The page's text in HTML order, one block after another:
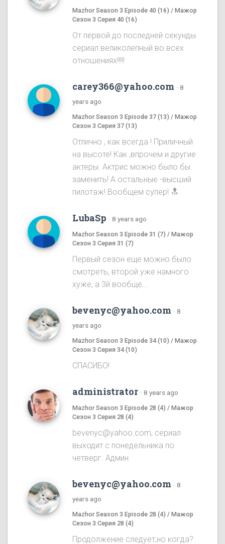
Mazhor Season 3 Episode 40 (16) / Мажор
Сезон 3 Серия 40 (16)
От первой до последней секунды
сериал великолепный во всех
отношениях!!!!!
carey366@yahoo.com · 8
years ago
Mazhor Season 3 Episode 37 (13) / Мажор
Сезон 3 Серия 37 (13)
Отлично , как всегда ! Приличный
на высоте! Как ,впрочем и другие
актеры. Актрис можно было бы
заменить! А остальные -высший
пилотаж! Вообщем супер! 🔝
LubaSp · 8 years ago
Mazhor Season 3 Episode 31 (7) / Мажор
Сезон 3 Серия 31 (7)
Первый сезон еще можно было
смотреть, второй уже намного
хуже, а 3й вообще...
bevenyc@yahoo.com · 8
years ago
Mazhor Season 3 Episode 34 (10) / Мажор
Сезон 3 Серия 34 (10)
СПАСИБО!
administrator · 8 years ago
Mazhor Season 3 Episode 28 (4) / Мажор
Сезон 3 Серия 28 (4)
bevenyc@yahoo.com, сериал
выходит с понедельника по
четверг. Админ.
bevenyc@yahoo.com · 8
years ago
Mazhor Season 3 Episode 28 (4) / Мажор
Сезон 3 Серия 28 (4)
Продолжение следует,но когда?